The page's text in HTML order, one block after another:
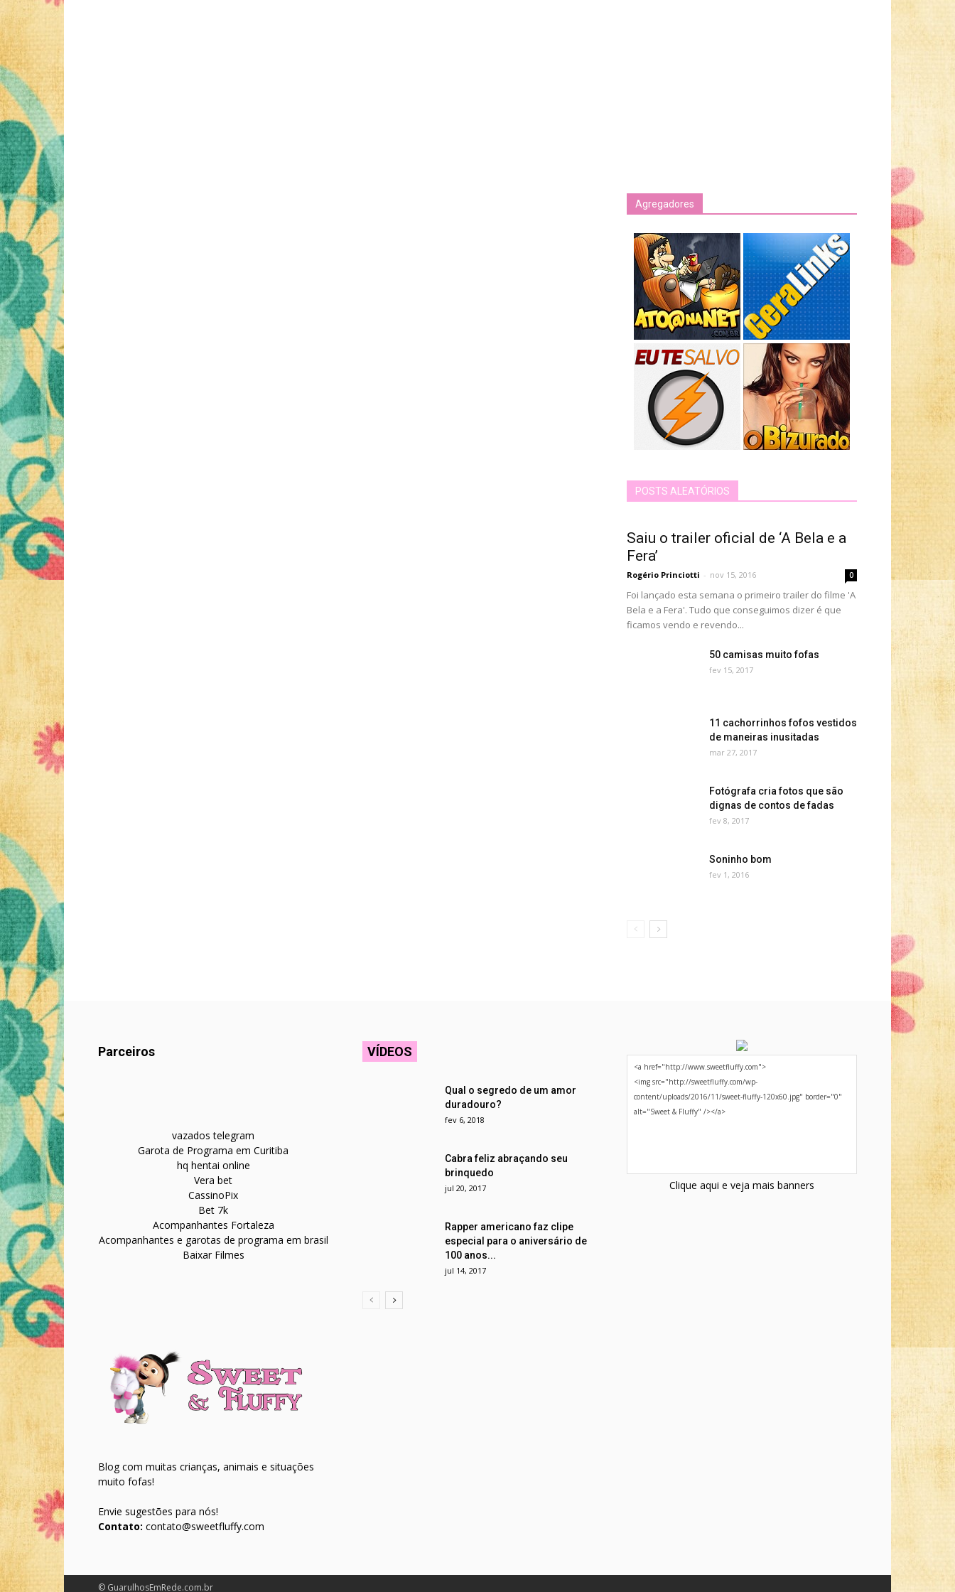
Agregadores
POSTS ALEATÓRIOS
Saiu o trailer oficial de ‘A Bela e a
Fera’
Rogério Princiotti - nov 15, 2016 0
Foi lançado esta semana o primeiro trailer do filme 'A
Bela e a Fera'. Tudo que conseguimos dizer é que
ficamos vendo e revendo...
50 camisas muito fofas
fev 15, 2017
11 cachorrinhos fofos vestidos
de maneiras inusitadas
mar 27, 2017
Fotógrafa cria fotos que são
dignas de contos de fadas
fev 8, 2017
Soninho bom
fev 1, 2016
Parceiros
vazados telegram
Garota de Programa em Curitiba
hq hentai online
Vera bet
CassinoPix
Bet 7k
Acompanhantes Fortaleza
Acompanhantes e garotas de programa em brasil
Baixar Filmes
Blog com muitas crianças, animais e situações
muito fofas!
Envie sugestões para nós!
Contato: contato@sweetfluffy.com
VÍDEOS
Qual o segredo de um amor
duradouro?
fev 6, 2018
Cabra feliz abraçando seu
brinquedo
jul 20, 2017
Rapper americano faz clipe
especial para o aniversário de
100 anos...
jul 14, 2017
Clique aqui e veja mais banners
© GuarulhosEmRede.com.br